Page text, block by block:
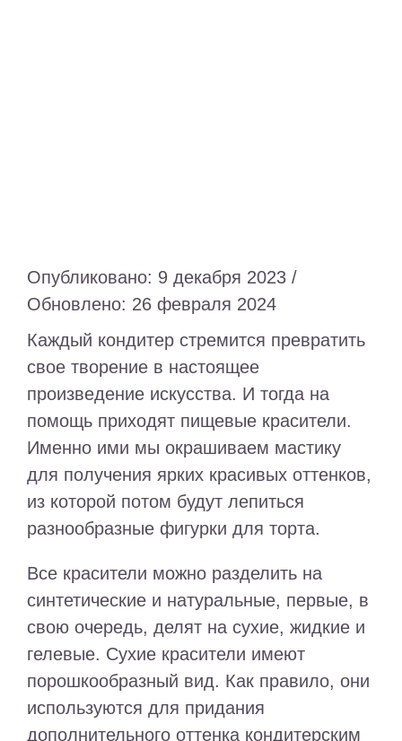
Опубликовано: 9 декабря 2023 /
Обновлено: 26 февраля 2024
Каждый кондитер стремится превратить
свое творение в настоящее
произведение искусства. И тогда на
помощь приходят пищевые красители.
Именно ими мы окрашиваем мастику
для получения ярких красивых оттенков,
из которой потом будут лепиться
разнообразные фигурки для торта.
Все красители можно разделить на
синтетические и натуральные, первые, в
свою очередь, делят на сухие, жидкие и
гелевые. Сухие красители имеют
порошкообразный вид. Как правило, они
используются для придания
дополнительного оттенка кондитерским